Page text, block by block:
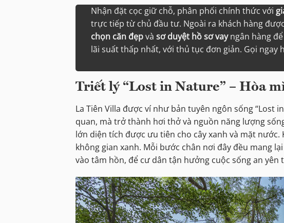
Nhận đặt cọc giữ chỗ, phân phối chính thức với
trực tiếp từ chủ đầu tư. Ngoài ra khách hàng
chọn căn đẹpvà sơ duyệt hồ sơ vayngân hàng
lãi suất thấp nhất, với thủ tục đơn giản. Gọi ngay
Triết lý “Lost in Nature” – Hòa
La Tiên Villa được ví như bản tuyên ngôn sống “Lost
quan, mà trở thành hơi thở và nguồn năng lượng
lớn diện tích được ưu tiên cho cây xanh và mặt
không gian xanh. Mỗi bước chân nơi đây đều mang
vào tâm hồn, để cư dân tận hưởng cuộc sống an yên